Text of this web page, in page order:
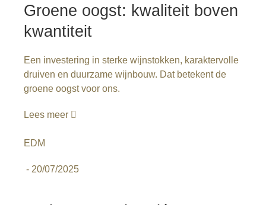
Groene oogst: kwaliteit boven
kwantiteit
Een investering in sterke wijnstokken, karaktervolle
druiven en duurzame wijnbouw. Dat betekent de
groene oogst voor ons.
Lees meer
EDM
- 20/07/2025